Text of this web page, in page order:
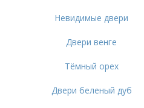
Невидимые двери
Двери венге
Тёмный орех
Двери беленый дуб